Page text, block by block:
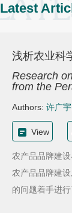
Latest
浅析农业科
Research
from the
Authors: 许广宇
View
农产品品牌建
农产品品牌建
的问题着手进行